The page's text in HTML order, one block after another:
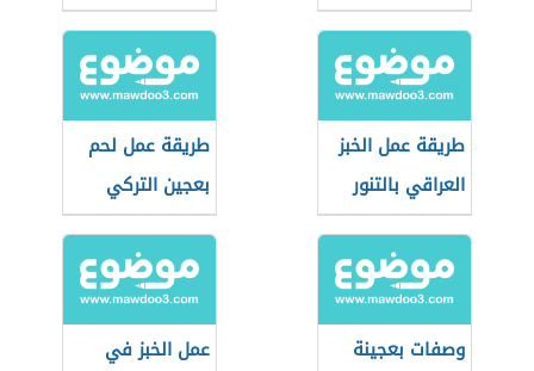
طريقة عمل الخبز
العراقي بالتنور
طريقة عمل لحم
بعجين التركي
وصفات بعجينة
عمل الخبز في